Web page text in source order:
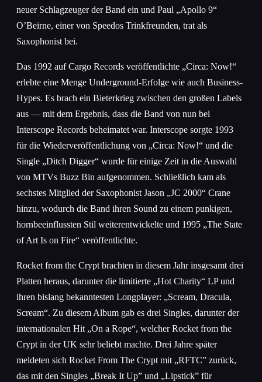
neuer Schlagzeuger der Band ein und Paul „Apollo 9“
O’Beirne, einer von Speedos Trinkfreunden, trat als
Saxophonist bei.
Das 1992 auf Cargo Records veröffentlichte „Circa: Now!“
erlebte eine Menge Underground-Erfolge wie auch Business-
Hypes. Es brach ein Bieterkrieg zwischen den großen Labels
aus — mit dem Ergebnis, dass die Band von nun bei
Interscope Records beheimatet war. Interscope sorgte 1993
für die Wiederveröffentlichung von „Circa: Now!“ und die
Single „Ditch Digger“ wurde für einige Zeit in die Auswahl
von MTVs Buzz Bin aufgenommen. Schließlich kam als
sechstes Mitglied der Saxophonist Jason „JC 2000“ Crane
hinzu, wodurch die Band ihren Sound zu einem punkigen,
hornbeeinflussten Stil weiterentwickelte und 1995 „The State
of Art Is on Fire“ veröffentlichte.
Rocket from the Crypt brachten in diesem Jahr insgesamt drei
Platten heraus, darunter die limitierte „Hot Charity“ LP und
ihren bislang bekanntesten Longplayer: „Scream, Dracula,
Scream“. Zu diesem Album gab es drei Singles, darunter der
internationalen Hit „On a Rope“, welcher Rocket from the
Crypt in der UK sehr beliebt machte. Drei Jahre später
meldeten sich Rocket From The Crypt mit „RFTC” zurück,
das mit den Singles „Break It Up” und „Lipstick” für